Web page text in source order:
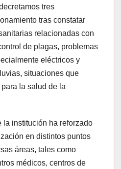
tres
tras constatar
relacionadas con
de plagas, problemas
eléctricos y
situaciones que
la salud de la
la institución ha reforzado
en distintos puntos
áreas, tales como
médicos, centros de